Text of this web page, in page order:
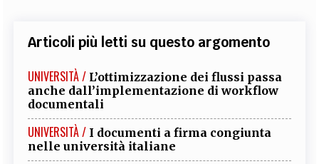
Articoli più letti su questo argomento
UNIVERSITÀ / L’ottimizzazione dei flussi passa
anche dall’implementazione di workflow
documentali
UNIVERSITÀ / I documenti a firma congiunta
nelle università italiane